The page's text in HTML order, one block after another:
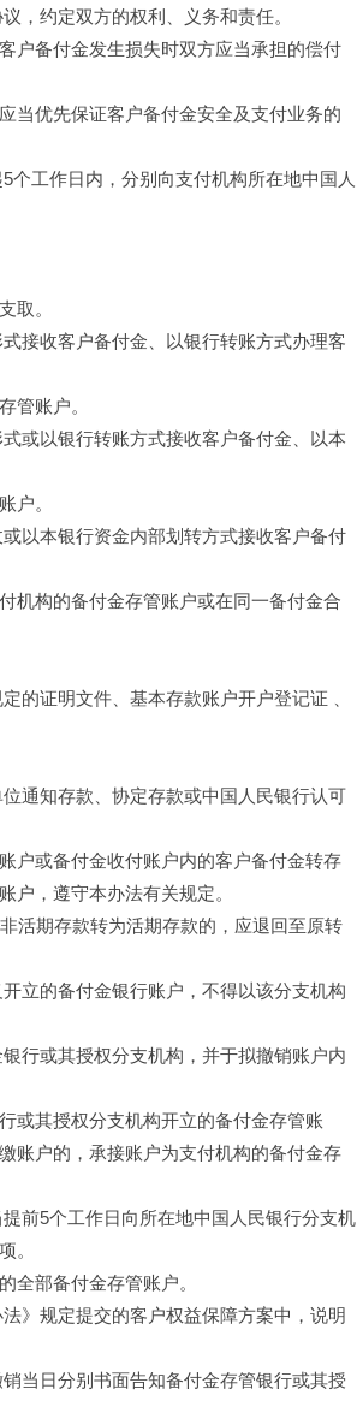
，约定双方的权利、义务和责任。
户备付金发生损失时双方应当承担的偿付
当优先保证客户备付金安全及支付业务的
工作日内，分别向支付机构所在地中国人
取。
接收客户备付金、以银行转账方式办理客
管账户。
或以银行转账方式接收客户备付金、以本
户。
以本银行资金内部划转方式接收客户备付
机构的备付金存管账户或在同一备付金合
的证明文件、基本存款账户开户登记证 、
通知存款、协定存款或中国人民银行认可
户或备付金收付账户内的客户备付金转存
户，遵守本办法有关规定。
活期存款转为活期存款的，应退回至原转
立的备付金银行账户，不得以该分支机构
行或其授权分支机构，并于拟撤销账户内
或其授权分支机构开立的备付金存管账
账户的，承接账户为支付机构的备付金存
前5个工作日向所在地中国人民银行分支机
。
全部备付金存管账户。
》规定提交的客户权益保障方案中，说明
当日分别书面告知备付金存管银行或其授